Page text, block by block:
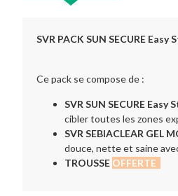
SVR PACK SUN SECURE Easy
Ce pack se compose de :
SVR SUN SECURE Easy
cibler toutes les zones
SVR SEBIACLEAR GEL
douce, nette et saine
TROUSSE OFFERTE